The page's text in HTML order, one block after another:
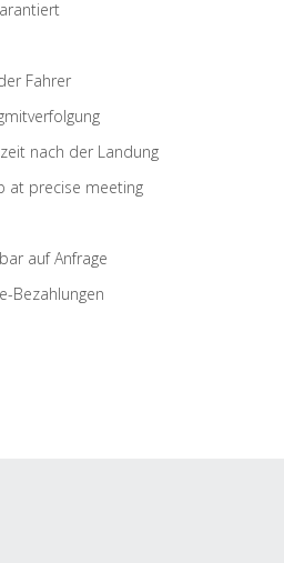
Fahrer
nach der Landung
at precise meeting
auf Anfrage
Bezahlungen